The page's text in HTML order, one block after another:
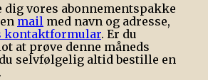
vores abonnementspakke
mail med navn og adresse,
kontaktformular. Er du
at prøve denne måneds
selvfølgelig altid bestille en